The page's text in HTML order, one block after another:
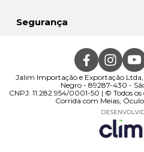
Segurança
Jalim Importação e Exportação
Negro - 89287-430 -
CNPJ: 11.282.954/0001-50 | © Todos
Corrida com Meias,